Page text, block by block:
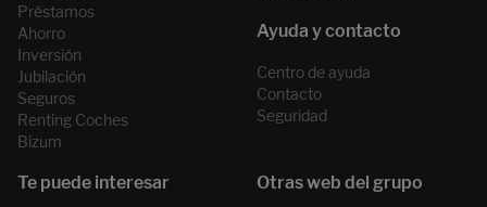
Préstamos
Ahorro
Inversión
Jubilación
Seguros
Renting Coches
Bizum
Centro de ayuda
Contacto
Seguridad